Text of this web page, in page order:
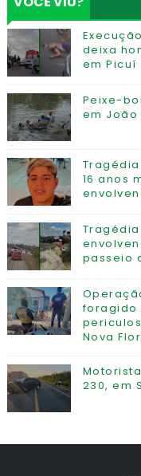
deixa
em Picuí
Peixe-
em João
16 anos
passeio
foragido
Nova
230, em